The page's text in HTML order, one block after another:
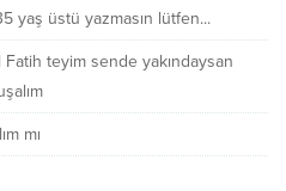
yaş üstü yazmasın lütfen...
Fatih teyim sende yakındaysan
mı